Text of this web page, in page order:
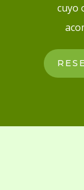
cuyo